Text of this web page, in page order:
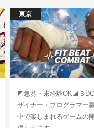
東京
◤急募・未経験OK◢３
ザイナー・プログラマー
中で楽しまれるゲームの